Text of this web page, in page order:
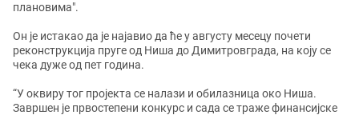
плановима".
Он је истакао да је најавио да ће у августу месецу почети
реконструкција пруге од Ниша до Димитровграда, на коју се
чека дуже од пет година.
“У оквиру тог пројекта се налази и обилазница око Ниша.
Завршен је првостепени конкурс и сада се траже финансијске